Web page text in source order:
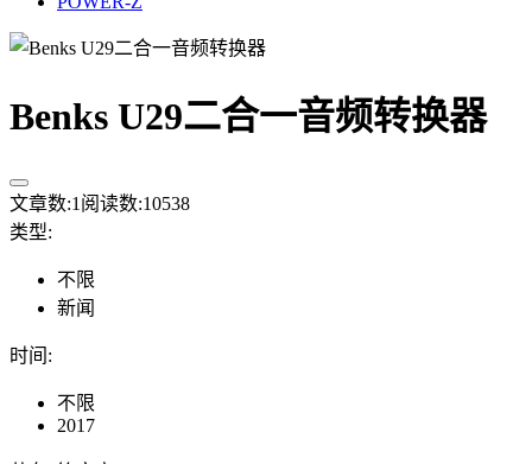
Benks U29二合一音频转换器
文章数:1 阅读数:10538
类型:
不限
新闻
时间 :
不限
2017